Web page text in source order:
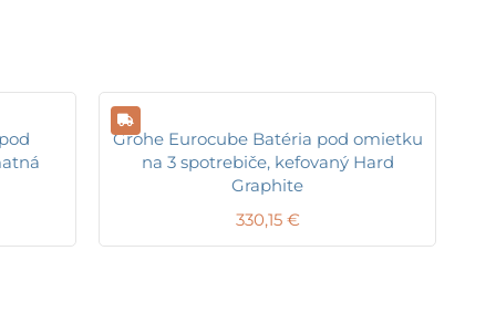
Grohe Eurocube Batéria pod omietku
na 3 spotrebiče, kefovaný Hard
Graphite
330,15 €